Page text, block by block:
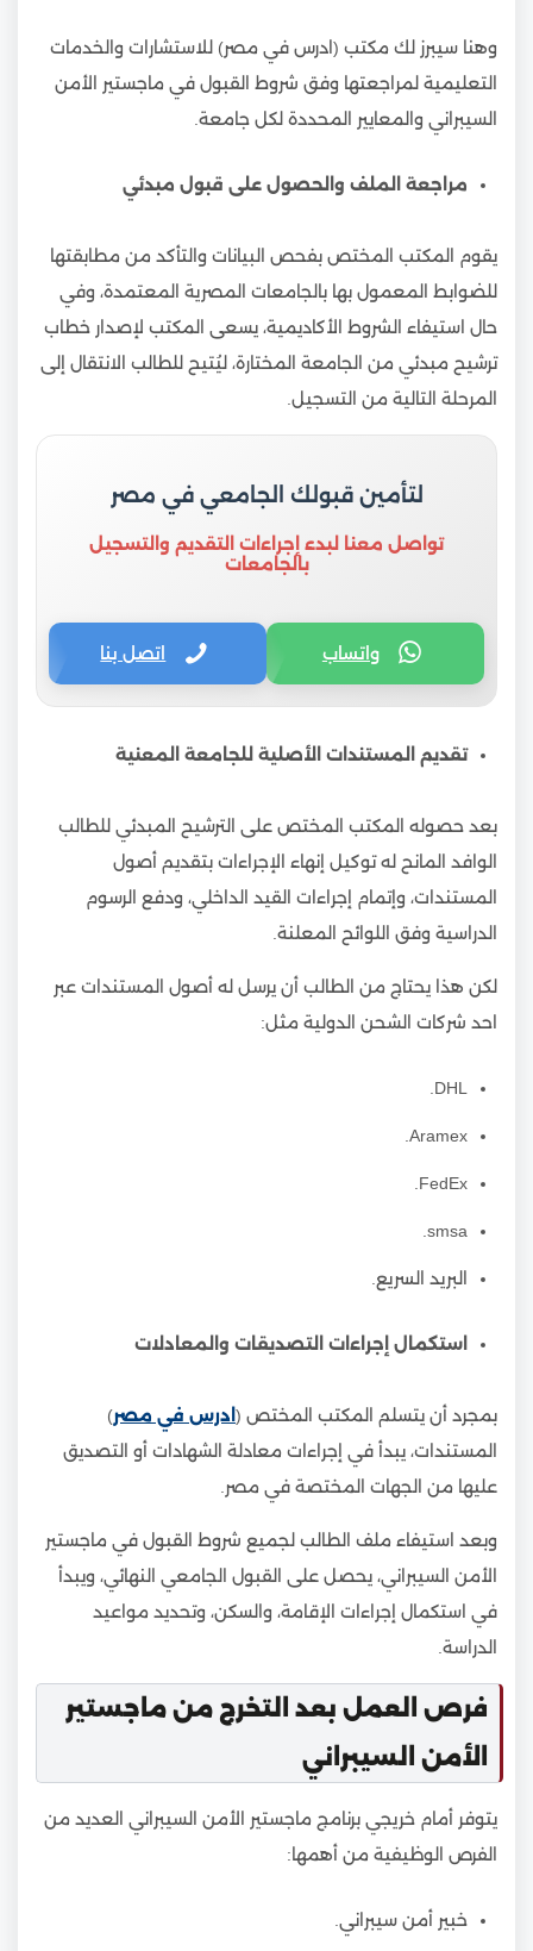
وهنا سيبرز لك مكتب (ادرس في مصر) للاستشارات والخدمات
التعليمية لمراجعتها وفق شروط القبول في ماجستير الأمن
السيبراني والمعايير المحددة لكل جامعة.
مراجعة الملف والحصول على قبول مبدئي
يقوم المكتب المختص بفحص البيانات والتأكد من مطابقتها
للضوابط المعمول بها بالجامعات المصرية المعتمدة، وفي
حال استيفاء الشروط الأكاديمية، يسعى المكتب لإصدار خطاب
ترشيح مبدئي من الجامعة المختارة، ليُتيح للطالب الانتقال إلى
المرحلة التالية من التسجيل.
لتأمين قبولك الجامعي في مصر
تواصل معنا لبدء إجراءات التقديم والتسجيل
بالجامعات
واتساب اتصل بنا
تقديم المستندات الأصلية للجامعة المعنية
بعد حصوله المكتب المختص على الترشيح المبدئي للطالب
الوافد المانح له توكيل إنهاء الإجراءات بتقديم أصول
المستندات، وإتمام إجراءات القيد الداخلي، ودفع الرسوم
الدراسية وفق اللوائح المعلنة.
لكن هذا يحتاج من الطالب أن يرسل له أصول المستندات عبر
احد شركات الشحن الدولية مثل:
DHL.
Aramex.
FedEx.
smsa.
البريد السريع.
استكمال إجراءات التصديقات والمعادلات
بمجرد أن يتسلم المكتب المختص ( ادرس في مصر)
المستندات، يبدأ في إجراءات معادلة الشهادات أو التصديق
عليها من الجهات المختصة في مصر.
وبعد استيفاء ملف الطالب لجميع شروط القبول في ماجستير
الأمن السيبراني، يحصل على القبول الجامعي النهائي، ويبدأ
في استكمال إجراءات الإقامة، والسكن، وتحديد مواعيد
الدراسة.
فرص العمل بعد التخرج من ماجستير
الأمن السيبراني
يتوفر أمام خريجي برنامج ماجستير الأمن السيبراني العديد من
الفرص الوظيفية من أهمها:
خبير أمن سيبراني.